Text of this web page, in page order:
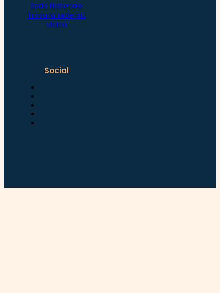
Sede Nazionale
Trova la sede più
vicina
Social